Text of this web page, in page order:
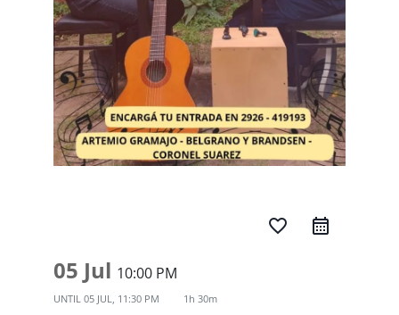
favorite_border
05 Jul 10:00 PM
UNTIL 05 JUL, 11:30 PM 1h 30m